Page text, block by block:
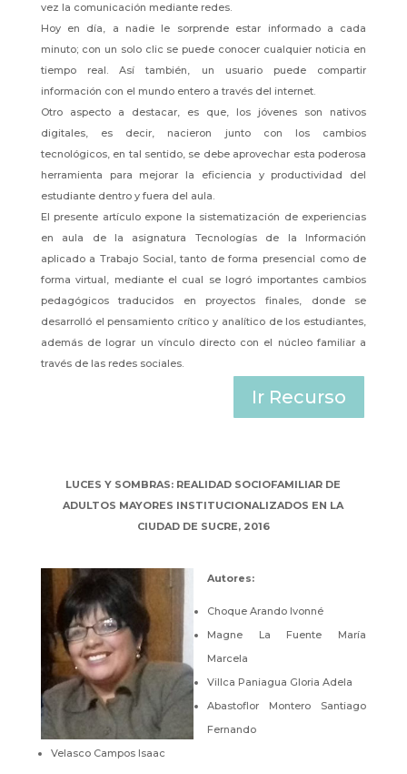
vez la comunicación mediante redes.
Hoy en día, a nadie le sorprende estar informado a cada
minuto; con un solo clic se puede conocer cualquier noticia en
tiempo real. Así también, un usuario puede compartir
información con el mundo entero a través del internet.
Otro aspecto a destacar, es que, los jóvenes son nativos
digitales, es decir, nacieron junto con los cambios
tecnológicos, en tal sentido, se debe aprovechar esta poderosa
herramienta para mejorar la eficiencia y productividad del
estudiante dentro y fuera del aula.
El presente artículo expone la sistematización de experiencias
en aula de la asignatura Tecnologías de la Información
aplicado a Trabajo Social, tanto de forma presencial como de
forma virtual, mediante el cual se logró importantes cambios
pedagógicos traducidos en proyectos finales, donde se
desarrolló el pensamiento crítico y analítico de los estudiantes,
además de lograr un vínculo directo con el núcleo familiar a
través de las redes sociales.
Ir Recurso
LUCES Y SOMBRAS: REALIDAD SOCIOFAMILIAR DE
ADULTOS MAYORES INSTITUCIONALIZADOS EN LA
CIUDAD DE SUCRE, 2016
Autores:
Choque Arando Ivonné
Magne La Fuente María
Marcela
Villca Paniagua Gloria Adela
Abastoflor Montero Santiago
Fernando
Velasco Campos Isaac